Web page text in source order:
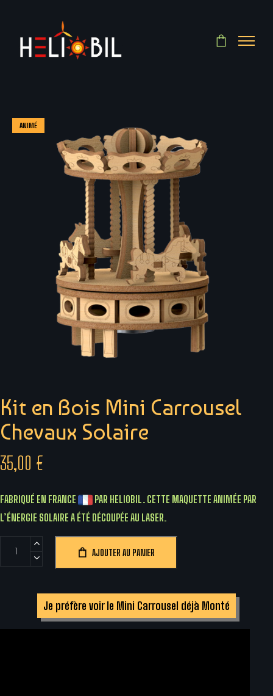
ANIMÉ
Kit en Bois Mini Carrousel
Chevaux Solaire
35,00 €
FABRIQUÉ EN FRANCE
PAR HELIOBIL. CETTE MAQUETTE ANIMÉE PAR
L’ÉNERGIE SOLAIRE A ÉTÉ DÉCOUPÉE AU LASER.
AJOUTER AU PANIER
Je préfère voir le Mini Carrousel déjà Monté